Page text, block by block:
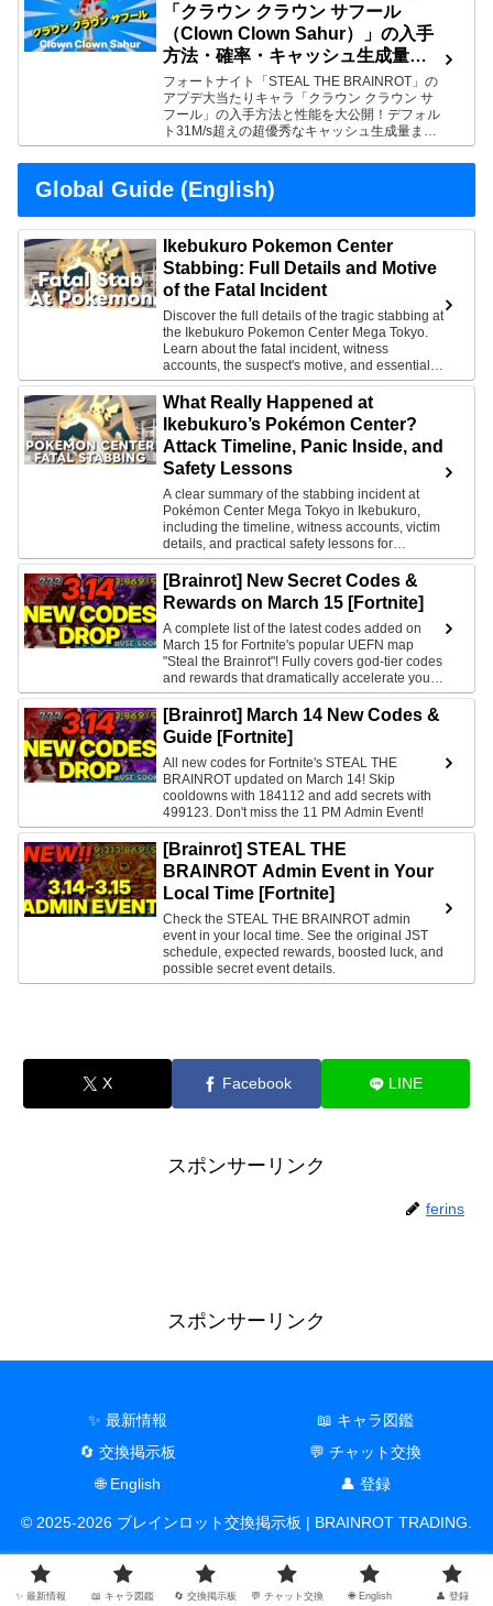
「クラウン クラウン サフール
（Clown Clown Sahur）」の入手
方法・確率・キャッシュ生成量ま
とめ【ブレインロットを盗む –
STEAL THE BRAINROT】
フォートナイト「STEAL THE BRAINROT」の
アプデ大当たりキャラ「クラウン クラウン サ
フール」の入手方法と性能を大公開！デフォル
ト31M/s超えの超優秀なキャッシュ生成量まと
めです。
Global Guide (English)
Ikebukuro Pokemon Center
Stabbing: Full Details and Motive
of the Fatal Incident
Discover the full details of the tragic stabbing at
the Ikebukuro Pokemon Center Mega Tokyo.
Learn about the fatal incident, witness
accounts, the suspect's motive, and essential
child safety tips.
What Really Happened at
Ikebukuro’s Pokémon Center?
Attack Timeline, Panic Inside, and
Safety Lessons
A clear summary of the stabbing incident at
Pokémon Center Mega Tokyo in Ikebukuro,
including the timeline, witness accounts, victim
details, and practical safety lessons for
crowded shopping spaces.
[Brainrot] New Secret Codes &
Rewards on March 15 [Fortnite]
A complete list of the latest codes added on
March 15 for Fortnite's popular UEFN map
"Steal the Brainrot"! Fully covers god-tier codes
and rewards that dramatically accelerate your
progress, including cooldown skips and secret
box spawns.
[Brainrot] March 14 New Codes &
Guide [Fortnite]
All new codes for Fortnite's STEAL THE
BRAINROT updated on March 14! Skip
cooldowns with 184112 and add secrets with
499123. Don't miss the 11 PM Admin Event!
[Brainrot] STEAL THE
BRAINROT Admin Event in Your
Local Time [Fortnite]
Check the STEAL THE BRAINROT admin
event in your local time. See the original JST
schedule, expected rewards, boosted luck, and
possible secret event details.
X Facebook LINE
スポンサーリンク
ferins
スポンサーリンク
✨ 最新情報
📖 キャラ図鑑
🔄 交換掲示板
💬 チャット交換
🌐 English
👤 登録
© 2025-2026 ブレインロット交換掲示板 | BRAINROT TRADING.
✨ 最新情報 📖 キャラ図鑑 🔄 交換掲示板 💬 チャット交換 🌐 English 👤 登録